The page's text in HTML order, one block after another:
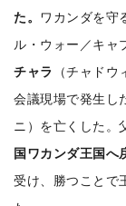
た。 ワカンダを守
ル・ウォー／キャ
チャラ
（チャド
会議現場で発生し
ニ）を亡くした。
国ワカンダ王国へ
受け、勝つことで